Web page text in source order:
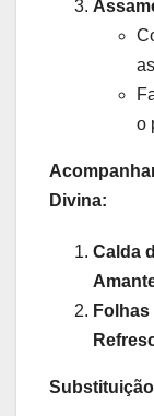
o
Divina:
Calda